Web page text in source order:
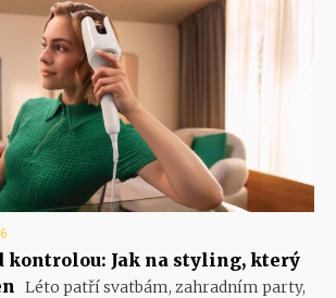
kontrolou: Jak na styling, který
Léto patří svatbám, zahradním party,